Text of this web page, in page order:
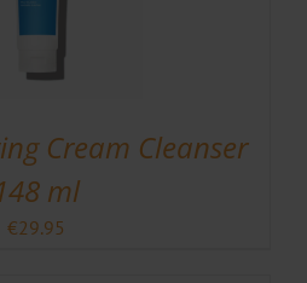
Cream Cleanser
ml
€29.95